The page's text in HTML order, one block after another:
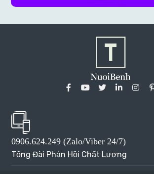
0906.624.249 (Zalo/Viber 24/7)
Tổng Đài Phản Hồi Chất Lượng